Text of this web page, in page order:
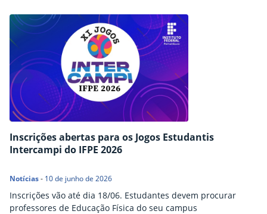
Inscrições abertas para os Jogos Estudantis
Intercampi do IFPE 2026
Notícias- 10 de junho de 2026
Inscrições vão até dia 18/06. Estudantes devem procurar
professores de Educação Física do seu campus